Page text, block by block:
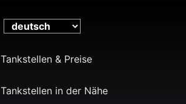
Tankstellen & Preise
Tankstellen in der Nähe